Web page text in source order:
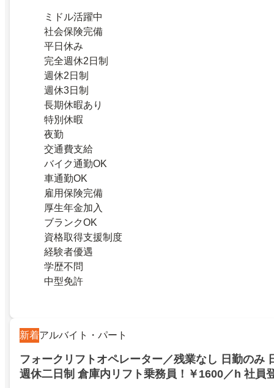
ミドル活躍中
社会保険完備
平日休み
完全週休2日制
週休2日制
週休3日制
長期休暇あり
特別休暇
夜勤
交通費支給
バイク通勤OK
車通勤OK
雇用保険完備
厚生年金加入
ブランクOK
資格取得支援制度
経験者優遇
学歴不問
中型免許
新着アルバイト・パート
フォークリフトオペレーター／残業なし 日勤のみ
週休二日制 倉庫内リフト乗務員！￥1600／h 社員